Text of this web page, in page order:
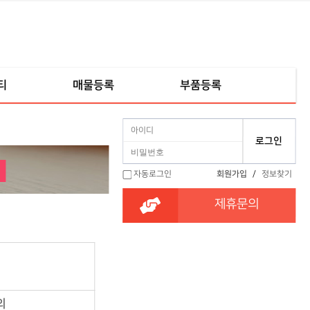
매물등록 부품등록
자동로그인 회원가입 / 정보찾기
제휴문의